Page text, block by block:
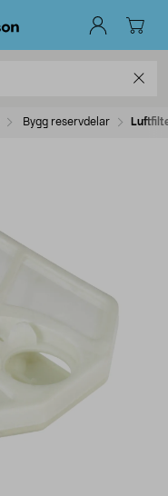
Bygg reservdelar